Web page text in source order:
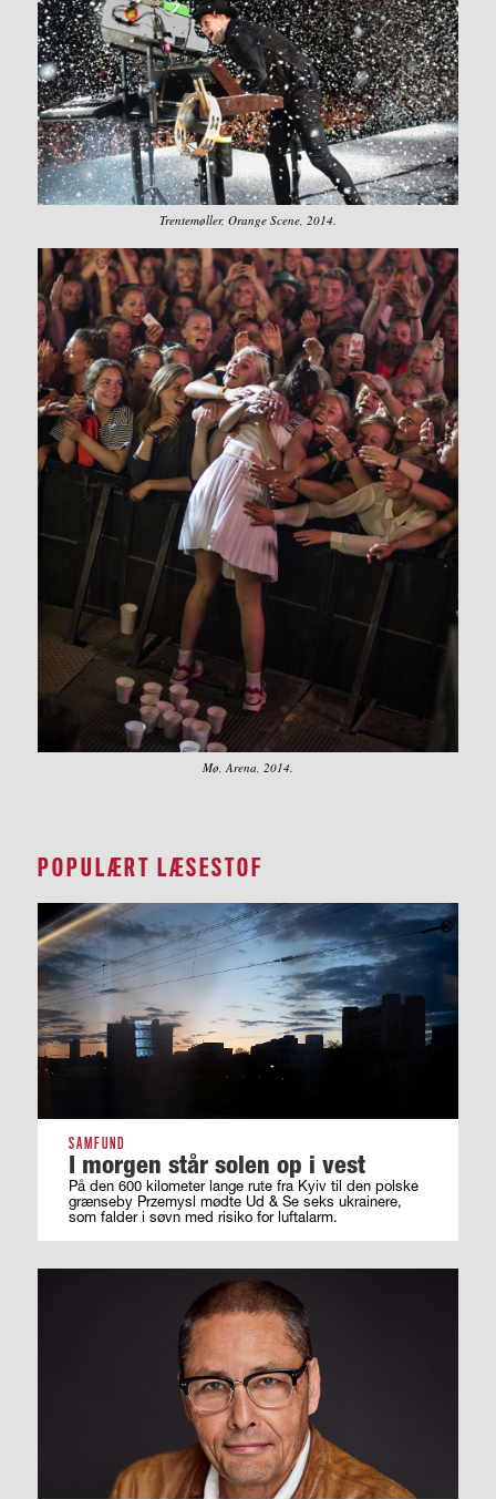
Trentemøller, Orange Scene, 2014.
Mø, Arena, 2014.
POPULÆRT LÆSESTOF
SAMFUND
I morgen står solen op i vest
På den 600 kilometer lange rute fra Kyiv til den polske
grænseby Przemysl mødte Ud & Se seks ukrainere,
som falder i søvn med risiko for luftalarm.